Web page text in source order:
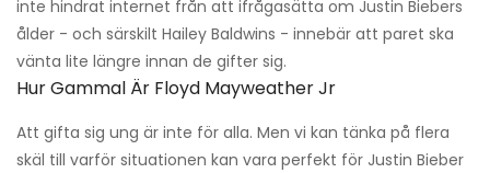
inte hindrat internet från att ifrågasätta om Justin Biebers
ålder - och särskilt Hailey Baldwins - innebär att paret ska
vänta lite längre innan de gifter sig.
Hur Gammal Är Floyd Mayweather Jr
Att gifta sig ung är inte för alla. Men vi kan tänka på flera
skäl till varför situationen kan vara perfekt för Justin Bieber